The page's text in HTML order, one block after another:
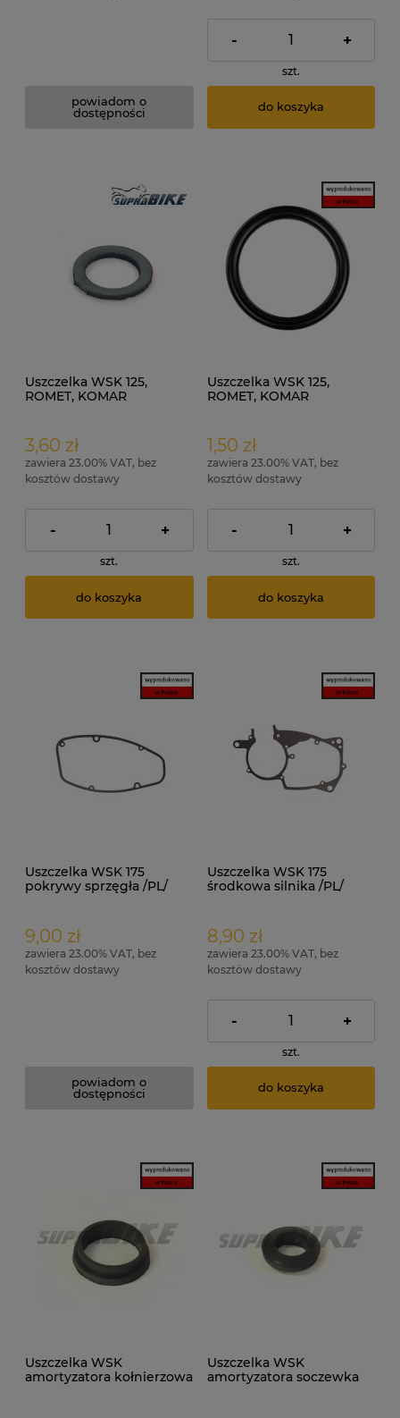
powiadom o
dostępności
- +
szt.
do koszyka
Uszczelka WSK 125,
ROMET, KOMAR
3,60 zł
zawiera 23.00% VAT, bez
kosztów dostawy
- +
szt.
do koszyka
Uszczelka WSK 125,
ROMET, KOMAR
1,50 zł
zawiera 23.00% VAT, bez
kosztów dostawy
- +
szt.
do koszyka
Uszczelka WSK 175
pokrywy sprzęgła /PL/
9,00 zł
zawiera 23.00% VAT, bez
kosztów dostawy
powiadom o
dostępności
Uszczelka WSK 175
środkowa silnika /PL/
8,90 zł
zawiera 23.00% VAT, bez
kosztów dostawy
- +
szt.
do koszyka
Uszczelka WSK
amortyzatora kołnierzowa
Uszczelka WSK
amortyzatora soczewka